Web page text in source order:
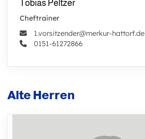
Tobias Peltzer
Cheftrainer
1.vorsitzender@merkur-hattorf.de
0151-61272866
Alte Herren